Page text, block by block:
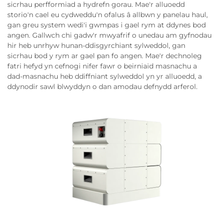
sicrhau perfformiad a hydrefn gorau. Mae'r alluoedd
storio'n cael eu cydweddu'n ofalus â allbwn y panelau haul,
gan greu system wedi'i gwmpas i gael rym at ddynes bod
angen. Gallwch chi gadw'r mwyafrif o unedau am gyfnodau
hir heb unrhyw hunan-ddisgyrchiant sylweddol, gan
sicrhau bod y rym ar gael pan fo angen. Mae'r dechnoleg
fatri hefyd yn cefnogi nifer fawr o beirniaid masnachu a
dad-masnachu heb ddiffniant sylweddol yn yr alluoedd, a
ddynodir sawl blwyddyn o dan amodau defnydd arferol.